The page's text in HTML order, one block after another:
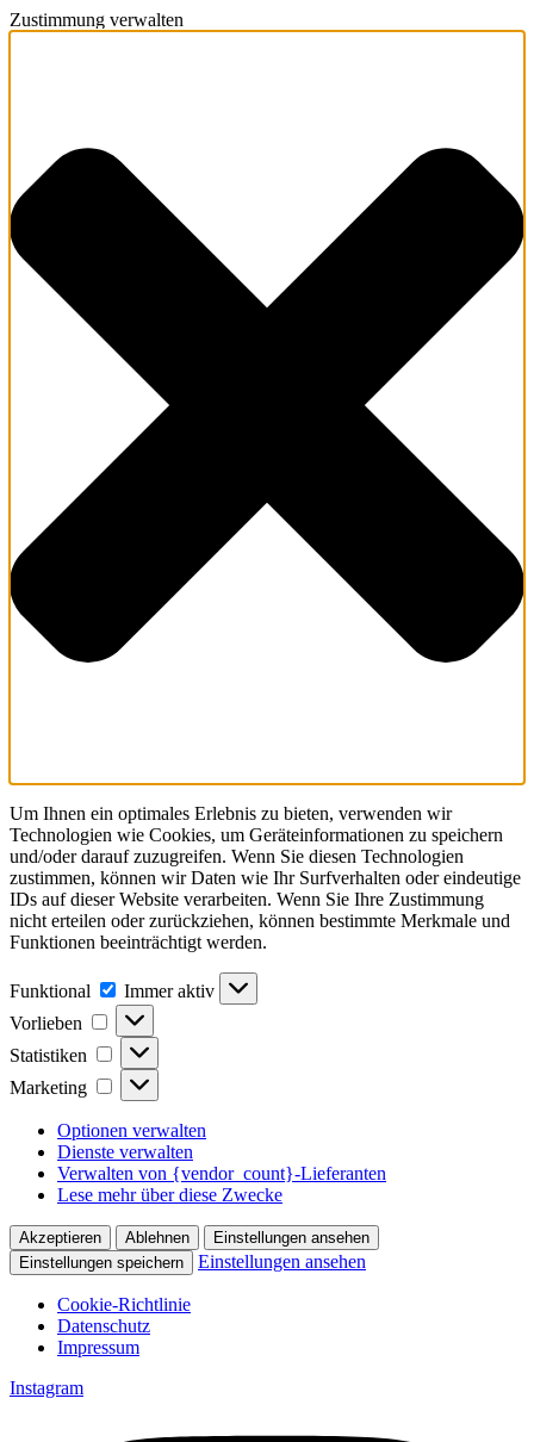
Zustimmung verwalten
Um Ihnen ein optimales Erlebnis zu bieten, verwenden wir
Technologien wie Cookies, um Geräteinformationen zu speichern
und/oder darauf zuzugreifen. Wenn Sie diesen Technologien
zustimmen, können wir Daten wie Ihr Surfverhalten oder eindeutige
IDs auf dieser Website verarbeiten. Wenn Sie Ihre Zustimmung
nicht erteilen oder zurückziehen, können bestimmte Merkmale und
Funktionen beeinträchtigt werden.
Funktional Funktional
Immer aktiv
Vorlieben
Vorlieben
Statistiken Statistiken
Marketing Marketing
Optionen verwalten
Dienste verwalten
Verwalten von {vendor_count}-Lieferanten
Lese mehr über diese Zwecke
Akzeptieren Ablehnen
Einstellungen ansehen
Einstellungen speichern
Einstellungen ansehen
Cookie-Richtlinie
Datenschutz
Impressum
Zum
Instagram